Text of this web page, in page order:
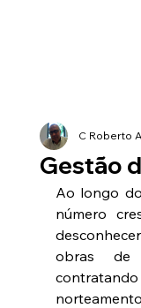
Gestão
C Roberto
Ao longo
número
obras de